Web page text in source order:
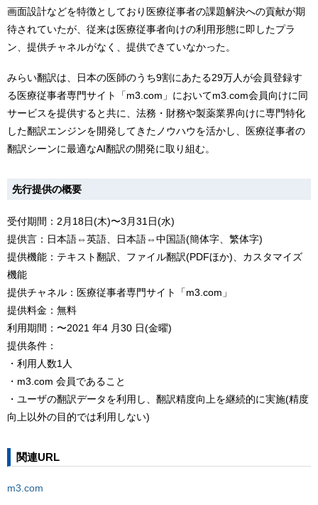
画面設計などを特徴としており医療従事者の課題解決への貢献が期
待されていたが、従来は医療従事者向けの利用形態に即したプラ
ン、提供チャネルがなく、提供できていなかった。
みらい翻訳は、日本の医師のうち9割にあたる29万人が会員登録す
る医療従事者専門サイト「m3.com」においてm3.com会員向けに同
サービスを提供すると共に、法務・財務や製薬業界向けに専門特化
した翻訳エンジンを開発してきたノウハウを活かし、医療従事者の
翻訳シーンに最適なAI翻訳の開発に取り組む。
先行提供の概要
受付期間：2月18日(木)〜3月31日(水)
提供言：日本語⇔英語、日本語⇔中国語(簡体字、繁体字)
提供機能：テキスト翻訳、ファイル翻訳(PDFほか)、カスタマイズ
機能
提供チャネル：医療従事者専門サイト「m3.com」
提供料金：無料
利用期間：〜2021 年4 月30 日(金曜)
提供条件：
・利用人数1人
・m3.com 会員であること
・ユーザの翻訳データを利用し、翻訳精度向上を継続的に実施(精度
向上以外の目的では利用しない)
関連URL
m3.com